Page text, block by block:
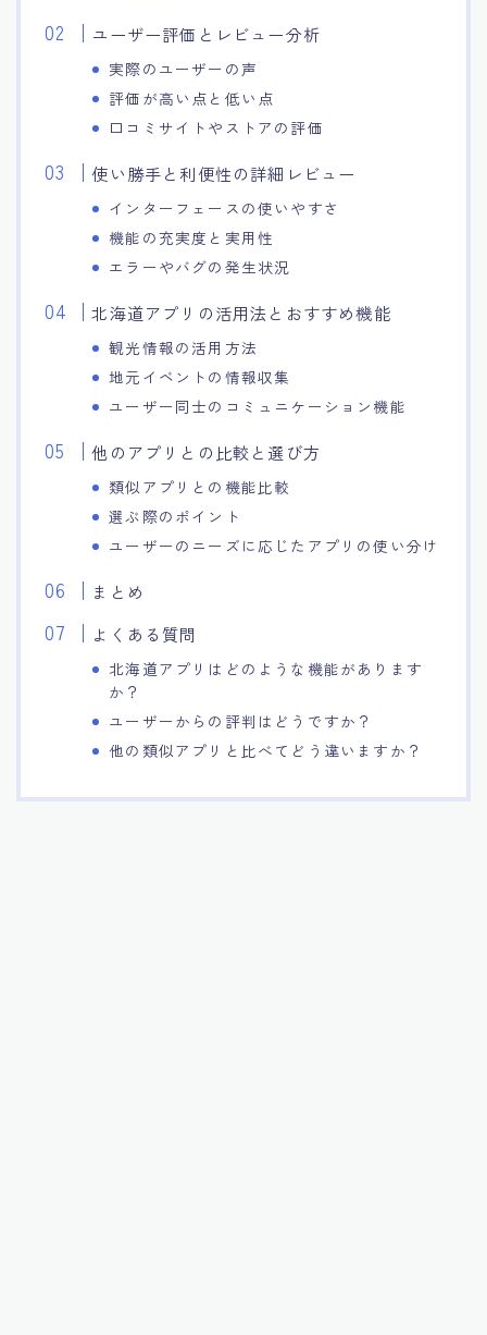
ユーザー評価とレビュー分析
実際のユーザーの声
評価が高い点と低い点
口コミサイトやストアの評価
使い勝手と利便性の詳細レビュー
インターフェースの使いやすさ
機能の充実度と実用性
エラーやバグの発生状況
北海道アプリの活用法とおすすめ機能
観光情報の活用方法
地元イベントの情報収集
ユーザー同士のコミュニケーション機能
他のアプリとの比較と選び方
類似アプリとの機能比較
選ぶ際のポイント
ユーザーのニーズに応じたアプリの使い分け
まとめ
よくある質問
北海道アプリはどのような機能があります
か？
ユーザーからの評判はどうですか？
他の類似アプリと比べてどう違いますか？